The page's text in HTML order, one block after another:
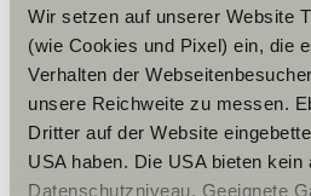
Wir setzen auf unserer Website
(wie Cookies und Pixel) ein, die
Verhalten der
unsere Reichweite zu messen.
Dritter auf der Website
USA haben. Die USA bieten kein
Datenschutzniveau. Geeignete
Aukioloajat